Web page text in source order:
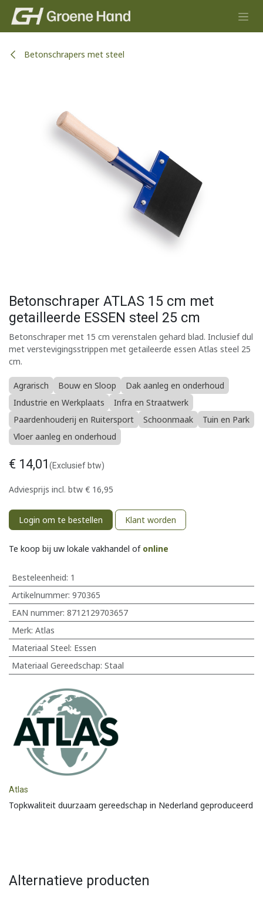
Overslaan naar inhoud
Betonschrapers met steel
Betonschraper ATLAS 15 cm met
getailleerde ESSEN steel 25 cm
Betonschraper met 15 cm verenstalen gehard blad. Inclusief dul
met verstevigingsstrippen met getaileerde essen Atlas steel 25
cm.
Agrarisch Bouw en Sloop
Dak aanleg en onderhoud
Industrie en Werkplaats
Infra en Straatwerk
Paardenhouderij en Ruitersport
Schoonmaak
Tuin en Park
Vloer aanleg en onderhoud
€ 14,01 (Exclusief btw)
Adviesprijs incl. btw € 16,95
Login om te bestellen Klant worden
Te koop bij uw lokale vakhandel of online
Besteleenheid: 1
Artikelnummer: 970365
EAN nummer: 8712129703657
Merk: Atlas
Materiaal Steel: Essen
Materiaal Gereedschap: Staal
Atlas
Topkwaliteit duurzaam gereedschap in Nederland geproduceerd
Alternatieve producten